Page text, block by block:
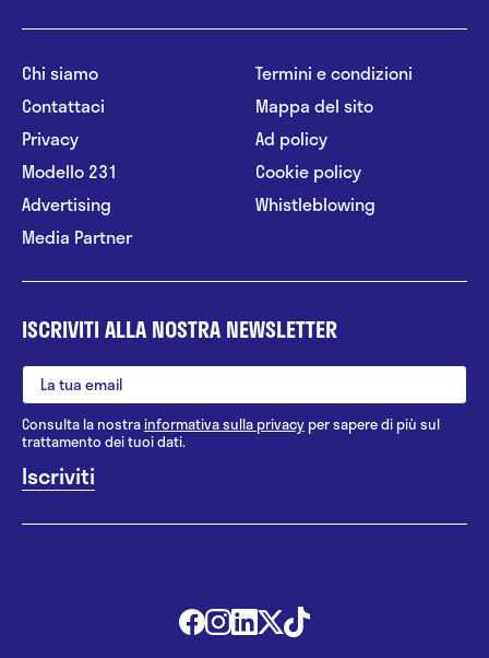
Chi siamo
Contattaci
Privacy
Modello 231
Advertising
Media Partner
Termini e condizioni
Mappa del sito
Ad policy
Cookie policy
Whistleblowing
ISCRIVITI ALLA NOSTRA NEWSLETTER
Consulta la nostrainformativa sulla privacy per sapere di più sul
trattamento dei tuoi dati.